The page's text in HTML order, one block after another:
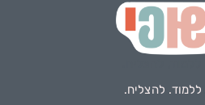
להצליח.